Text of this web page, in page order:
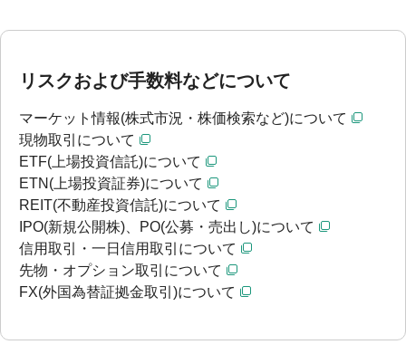
リスクおよび手数料などについて
マーケット情報(株式市況・株価検索など)について
現物取引について
ETF(上場投資信託)について
ETN(上場投資証券)について
REIT(不動産投資信託)について
IPO(新規公開株)、PO(公募・売出し)について
信用取引・一日信用取引について
先物・オプション取引について
FX(外国為替証拠金取引)について